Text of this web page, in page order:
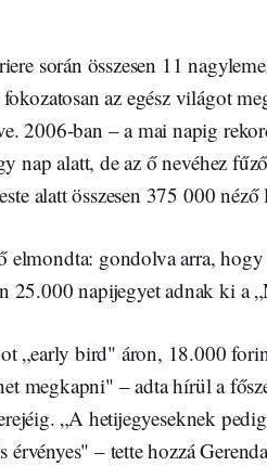
során összesen 11
az egész világot
2006-ban – a mai napig
nap alatt, de az ő nevéhez
alatt összesen 375 000
elmondta: gondolva arra,
25.000 napijegyet adnak ki a
„early bird" áron, 18.000
megkapni" – adta hírül a
„A hetijegyeseknek
érvényes" – tette hozzá